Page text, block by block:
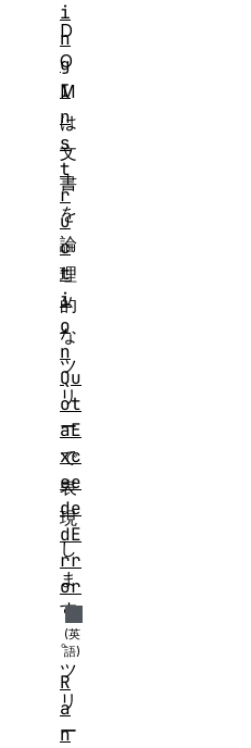
D
O
M
は
文
書
を
論
理
的
な
ツ
リ
ー
で
表
現
し
ま
す
。
ツ
リ
ー
i
n
g
I
n
s
t
r
u
c
t
i
o
n
Qu
ot
aE
xc
ee
de
dE
rr
or
R
a
n